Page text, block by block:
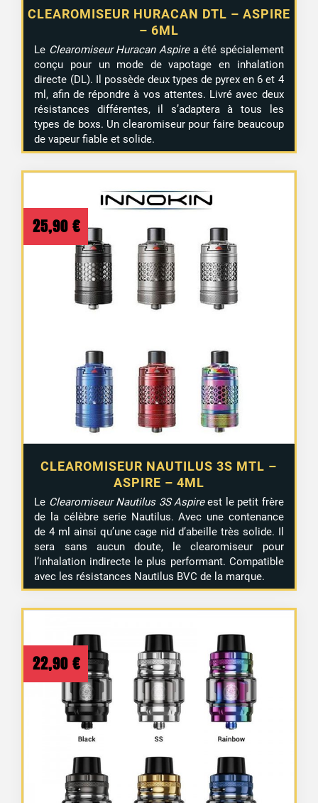
CLEAROMISEUR HURACAN DTL – ASPIRE
– 6ML
Le Clearomiseur Huracan Aspirea été spécialement
conçu pour un mode de vapotage en inhalation
directe (DL). Il possède deux types de pyrex en 6 et 4
ml, afin de répondre à vos attentes. Livré avec deux
résistances différentes, il s’adaptera à tous les
types de boxs. Un clearomiseur pour faire beaucoup
de vapeur fiable et solide.
CLEAROMISEUR NAUTILUS 3S MTL –
ASPIRE – 4ML
25,90 €
Le Clearomiseur Nautilus 3S Aspireest le petit frère
de la célèbre serie Nautilus. Avec une contenance
de 4 ml ainsi qu’une cage nid d’abeille très solide. Il
sera sans aucun doute, le clearomiseur pour
l’inhalation indirecte le plus performant. Compatible
avec les résistances Nautilus BVC de la marque.
22,90 €